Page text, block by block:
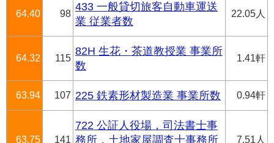
64.40 98
433 一般貸切旅客自動車運送
業 従業者数
22.05人
64.32 115
82H 生花・茶道教授業 事業所
数
1.41軒
63.94 107 225 鉄素形材製造業 事業所数 0.94軒
63.75 141
722 公証人役場，司法書士事
務所，土地家屋調査士事務所
7.51人